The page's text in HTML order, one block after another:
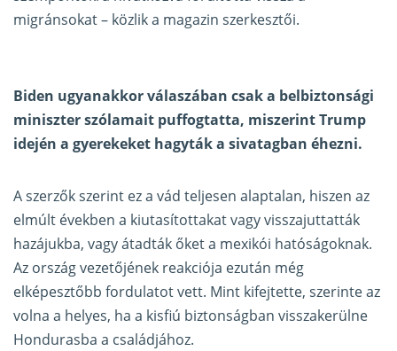
migránsokat – közlik a magazin szerkesztői.
Biden ugyanakkor válaszában csak a belbiztonsági
miniszter szólamait puffogtatta, miszerint Trump
idején a gyerekeket hagyták a sivatagban éhezni.
A szerzők szerint ez a vád teljesen alaptalan, hiszen az
elmúlt években a kiutasítottakat vagy visszajuttatták
hazájukba, vagy átadták őket a mexikói hatóságoknak.
Az ország vezetőjének reakciója ezután még
elképesztőbb fordulatot vett. Mint kifejtette, szerinte az
volna a helyes, ha a kisfiú biztonságban visszakerülne
Hondurasba a családjához.